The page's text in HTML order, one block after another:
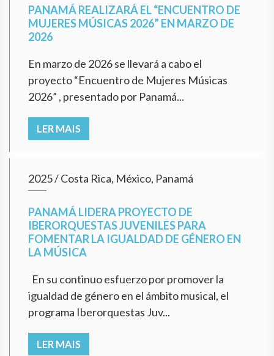
PANAMÁ REALIZARÁ EL “ENCUENTRO DE
MUJERES MÚSICAS 2026” EN MARZO DE
2026
En marzo de 2026 se llevará a cabo el
proyecto “Encuentro de Mujeres Músicas
2026” , presentado por Panamá...
LER MAIS
2025/Costa Rica, México, Panamá
PANAMÁ LIDERA PROYECTO DE
IBERORQUESTAS JUVENILES PARA
FOMENTAR LA IGUALDAD DE GÉNERO EN
LA MÚSICA
En su continuo esfuerzo por promover la
igualdad de género en el ámbito musical, el
programa Iberorquestas Juv...
LER MAIS